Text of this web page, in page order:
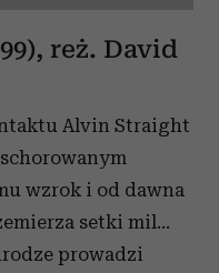
reż. David
Alvin Straight
wzrok i od dawna
setki mil...
prowadzi